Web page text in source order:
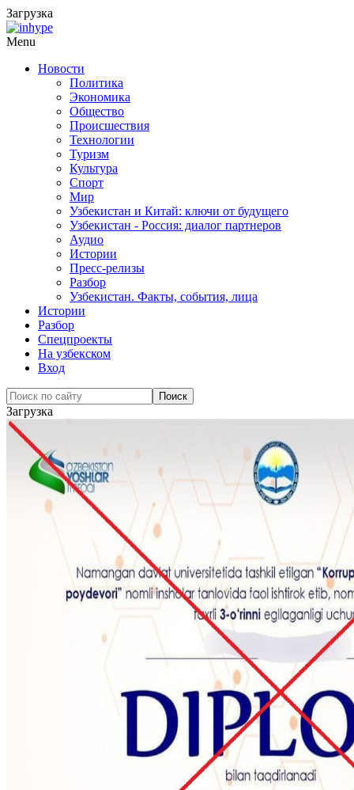
Загрузка
Menu
Новости
Политика
Экономика
Общество
Происшествия
Технологии
Туризм
Культура
Спорт
Мир
Узбекистан и Китай: ключи от будущего
Узбекистан - Россия: диалог партнеров
Аудио
Истории
Пресс-релизы
Разбор
Узбекистан. Факты, события, лица
Истории
Разбор
Спецпроекты
На узбекском
Вход
Загрузка